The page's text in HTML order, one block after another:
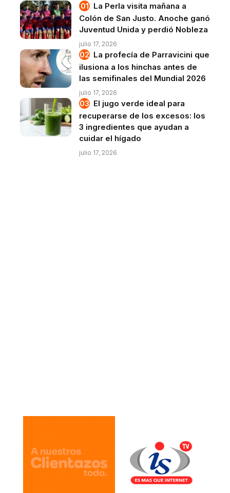
La Perla visita mañana a
Colón de San Justo. Anoche ganó
Juventud Unida y perdió Nobleza
julio 17, 2026
La profecía de Parravicini que
ilusiona a los hinchas antes de
las semifinales del Mundial 2026
julio 17, 2026
El jugo verde ideal para
recuperarse de los excesos: los
3 ingredientes que ayudan a
cuidar el hígado
julio 17, 2026